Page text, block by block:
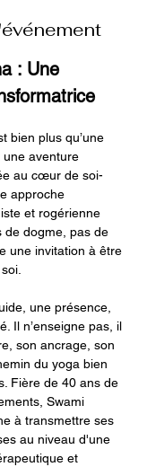
: Une
bien plus qu’une
une aventure
au cœur de soi-
approche
et rogérienne
de dogme, pas de
une invitation à être
une présence,
Il n’enseigne pas, il
son ancrage, son
du yoga bien
Fière de 40 ans de
Swami
à transmettre ses
au niveau d'une
et